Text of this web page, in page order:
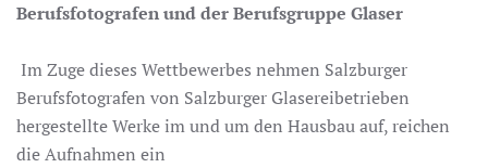
Berufsfotografen und der Berufsgruppe Glaser
Im Zuge dieses Wettbewerbes nehmen Salzburger
Berufsfotografen von Salzburger Glasereibetrieben
hergestellte Werke im und um den Hausbau auf, reichen
die Aufnahmen ein